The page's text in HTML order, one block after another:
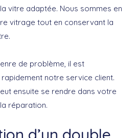
vitre adaptée. Nous sommes en
vitrage tout en conservant la
de problème, il est
notre service client.
ensuite se rendre dans votre
réparation.